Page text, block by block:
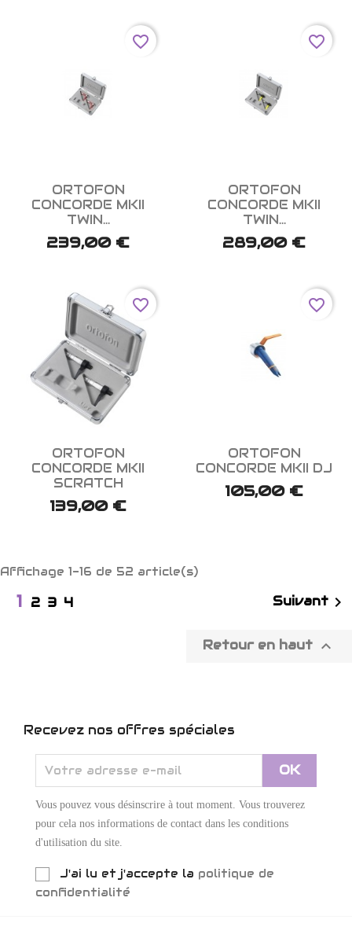
Aperçu rapide
ORTOFON
CONCORDE MKII
TWIN...
239,00 €
favorite_border
Aperçu rapide
ORTOFON
CONCORDE MKII
TWIN...
289,00 €
favorite_border
Aperçu rapide
ORTOFON
CONCORDE MKII
SCRATCH
139,00 €
favorite_border
Aperçu rapide
ORTOFON
CONCORDE MKII DJ
105,00 €
favorite_border
Affichage 1-16 de 52 article(s)
1 2 3 4 Suivant 
Retour en haut 
Recevez nos offres spéciales
Vous pouvez vous désinscrire à tout moment. Vous trouverez
pour cela nos informations de contact dans les conditions
d'utilisation du site.
J'ai lu et j'accepte la politique de
confidentialité